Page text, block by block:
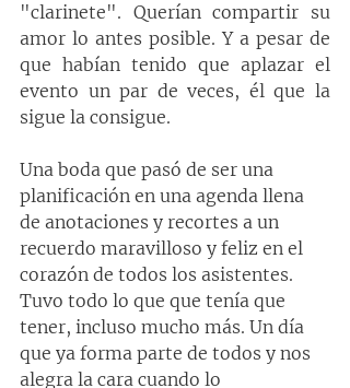
"clarinete". Querían compartir su
amor lo antes posible. Y a pesar de
que habían tenido que aplazar el
evento un par de veces, él que la
sigue la consigue.
Una boda que pasó de ser una
planificación en una agenda llena
de anotaciones y recortes a un
recuerdo maravilloso y feliz en el
corazón de todos los asistentes.
Tuvo todo lo que que tenía que
tener, incluso mucho más. Un día
que ya forma parte de todos y nos
alegra la cara cuando lo